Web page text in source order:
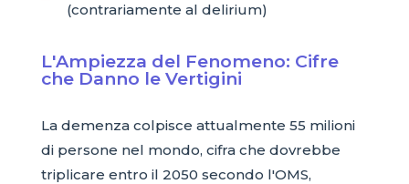
(contrariamente al delirium)
L'Ampiezza del Fenomeno: Cifre
che Danno le Vertigini
La demenza colpisce attualmente 55 milioni
di persone nel mondo, cifra che dovrebbe
triplicare entro il 2050 secondo l'OMS,